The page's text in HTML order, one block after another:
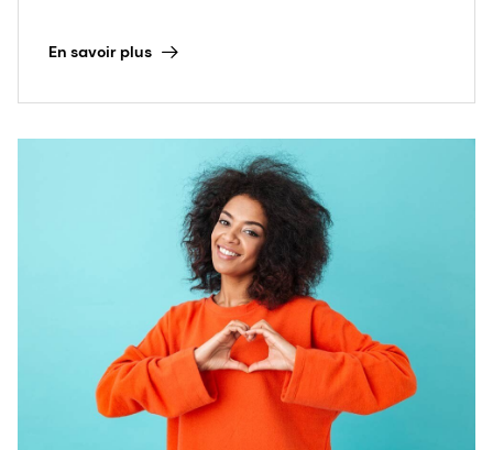
specific nutritional needs of each age
En savoir plus